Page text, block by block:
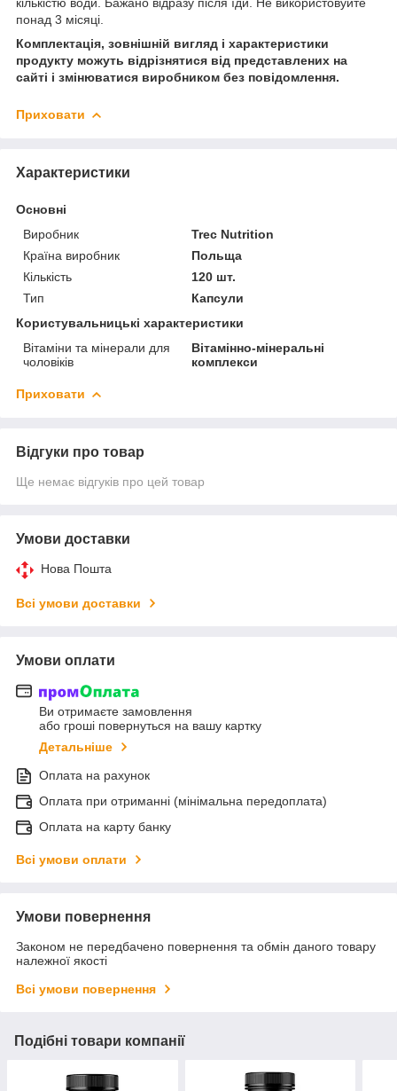
понад 3 місяці.
Комплектація, зовнішній вигляд і характеристики
продукту можуть відрізнятися від представлених на
сайті і змінюватися виробником без повідомлення.
Приховати
Характеристики
Основні
Виробник
Trec Nutrition
Країна виробник
Польща
Кількість
120 шт.
Тип
Капсули
Користувальницькі характеристики
Вітаміни та мінерали для
чоловіків
Вітамінно-мінеральні
комплекси
Приховати
Відгуки про товар
Ще немає відгуків про цей товар
Умови доставки
Нова Пошта
Всі умови доставки
Умови оплати
Ви отримаєте замовлення
або гроші повернуться на вашу картку
Детальніше
Оплата на рахунок
Оплата при отриманні (мінімальна передоплата)
Оплата на карту банку
Всі умови оплати
Умови повернення
Законом не передбачено повернення та обмін даного товару
належної якості
Всі умови повернення
Подібні товари компанії